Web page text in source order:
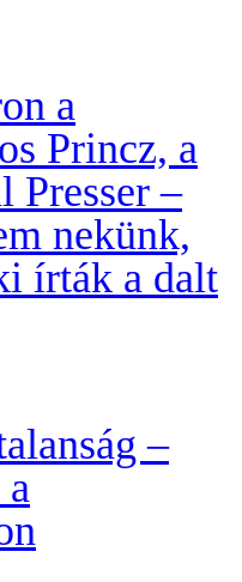
a
Princz, a
Presser –
nekünk,
írták a dalt
–